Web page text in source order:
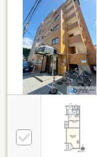
お気軽に
けるまでご
768】へお
（無料）ボ
ン】よりお